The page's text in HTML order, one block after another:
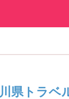
望休は3日まで。
門ごとに『中途
県トラベ